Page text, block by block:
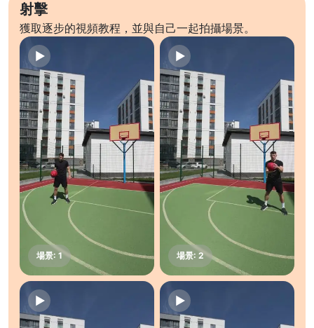
射擊
獲取逐步的視頻教程，並與自己一起拍攝場景。